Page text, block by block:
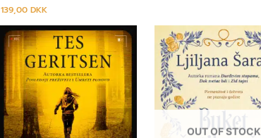
139,00DKK
OUT OF STOCK